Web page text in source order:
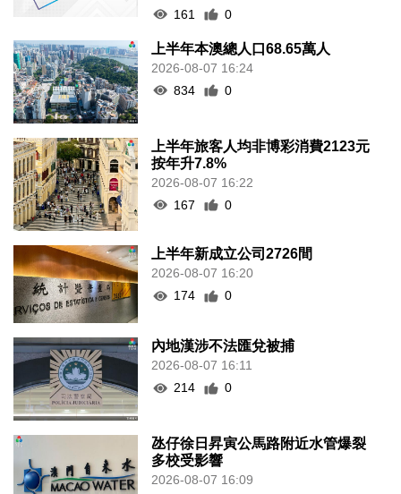
161
0
上半年本澳總人口68.65萬人
2026-08-07 16:24
834
0
上半年旅客人均非博彩消費2123元
按年升7.8%
2026-08-07 16:22
167
0
上半年新成立公司2726間
2026-08-07 16:20
174
0
內地漢涉不法匯兌被捕
2026-08-07 16:11
214
0
氹仔徐日昇寅公馬路附近水管爆裂
多校受影響
2026-08-07 16:09